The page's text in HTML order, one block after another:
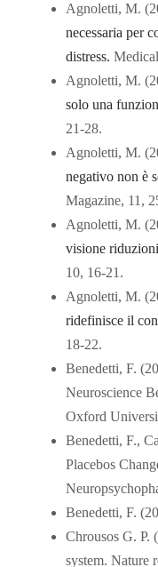
Agnoletti, M.
necessaria per
distress.
Agnoletti, M.
solo una
21-28.
Agnoletti, M.
negativo non è
Magazine, 11,
Agnoletti, M.
visione
10, 16-21.
Agnoletti, M.
ridefinisce il
18-22.
Benedetti, F.
Neuroscience
Oxford
Benedetti, F.,
Placebos
Benedetti, F.
Chrousos G. P.
system. Nature